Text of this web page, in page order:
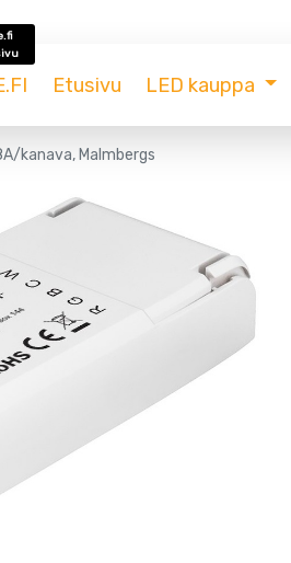
Etusivu LED kauppa
kanava, Malmbergs